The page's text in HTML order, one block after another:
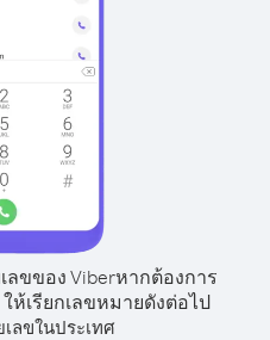
ขของ Viberหากต้องการ
ห้เรียกเลขหมายดังต่อไป
ลขในประเทศ